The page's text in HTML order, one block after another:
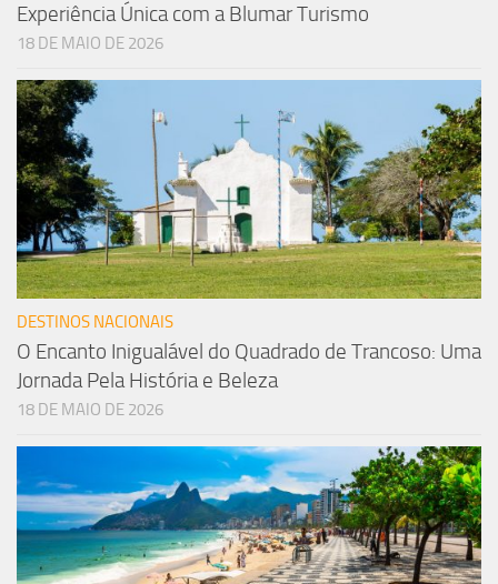
Experiência Única com a Blumar Turismo
18 DE MAIO DE 2026
DESTINOS NACIONAIS
O Encanto Inigualável do Quadrado de Trancoso: Uma
Jornada Pela História e Beleza
18 DE MAIO DE 2026